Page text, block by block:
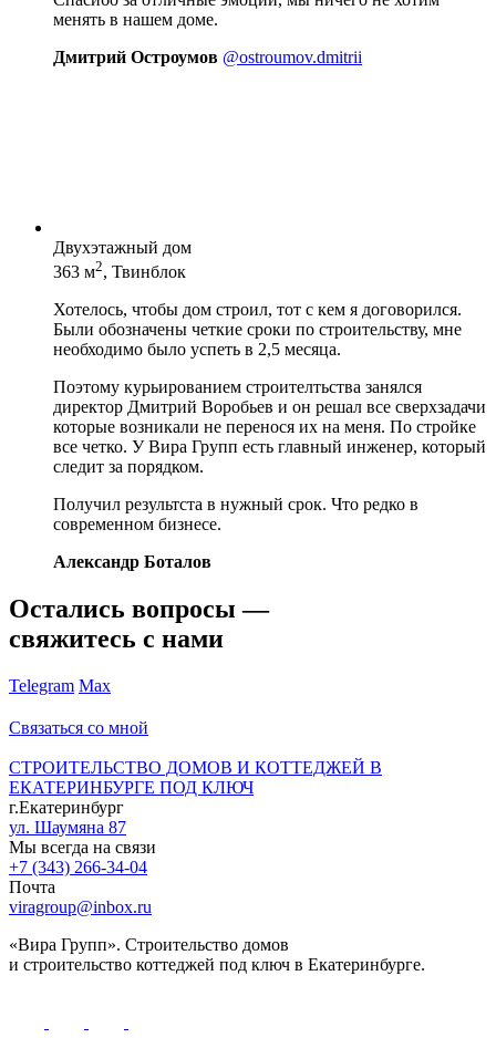
менять в нашем доме.
Дмитрий Остроумов @ostroumov.dmitrii
Двухэтажный дом
363 м2, Твинблок
Хотелось, чтобы дом строил, тот с кем я договорился.
Были обозначены четкие сроки по строительству, мне
необходимо было успеть в 2,5 месяца.
Поэтому курьированием строителтьства занялся
директор Дмитрий Воробьев и он решал все сверхзадачи
которые возникали не перенося их на меня. По стройке
все четко. У Вира Групп есть главный инженер, который
следит за порядком.
Получил результста в нужный срок. Что редко в
современном бизнесе.
Александр Боталов
Остались вопросы —
свяжитесь с нами
Telegram Max
Связаться со мной
СТРОИТЕЛЬСТВО ДОМОВ И КОТТЕДЖЕЙ В
ЕКАТЕРИНБУРГЕ ПОД КЛЮЧ
г.Екатеринбург
ул. Шаумяна 87
Мы всегда на связи
+7 (343) 266-34-04
Почта
viragroup@inbox.ru
«Вира Групп». Строительство домов
и строительство коттеджей под ключ в Екатеринбурге.